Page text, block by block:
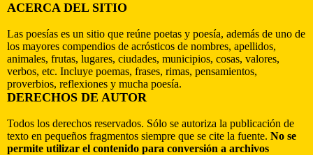
ACERCA DEL SITIO
Las poesías es un sitio que reúne poetas y poesía, además de uno de
los mayores compendios de acrósticos de nombres, apellidos,
animales, frutas, lugares, ciudades, municipios, cosas, valores,
verbos, etc. Incluye poemas, frases, rimas, pensamientos,
proverbios, reflexiones y mucha poesía.
DERECHOS DE AUTOR
Todos los derechos reservados. Sólo se autoriza la publicación de
texto en pequeños fragmentos siempre que se cite la fuente. No se
permite utilizar el contenido para conversión a archivos